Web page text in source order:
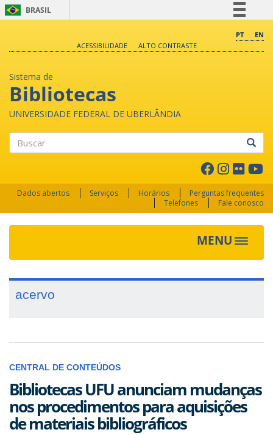
BRASIL
Comunica BR
PT
EN
ACESSIBILIDADE
ALTO CONTRASTE
Sistema de
Bibliotecas
UNIVERSIDADE FEDERAL DE UBERLÂNDIA
Dados abertos Serviços Horários
Perguntas frequentes
Telefones
Fale conosco
MENU Toggle
acervo
CENTRAL DE CONTEÚDOS
Bibliotecas UFU anunciam mudanças
nos procedimentos para aquisições
de materiais bibliográficos